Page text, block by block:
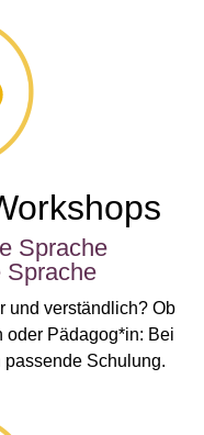
Sprache
Sprache
und verständlich? Ob
oder Pädagog*in: Bei
Schulung.